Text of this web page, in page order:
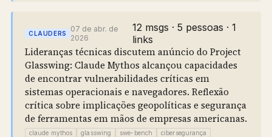
CLAUDERS
07 de abr. de
2026
12 msgs · 5 pessoas · 1
links
Lideranças técnicas discutem anúncio do Project
Glasswing: Claude Mythos alcançou capacidades
de encontrar vulnerabilidades críticas em
sistemas operacionais e navegadores. Reflexão
crítica sobre implicações geopolíticas e segurança
de ferramentas em mãos de empresas americanas.
claude mythos glasswing swe-bench cibersegurança